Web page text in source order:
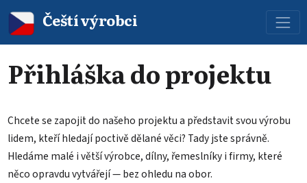
Čeští výrobci
Přihláška do projektu
Chcete se zapojit do našeho projektu a představit svou výrobu
lidem, kteří hledají poctivě dělané věci? Tady jste správně.
Hledáme malé i větší výrobce, dílny, řemeslníky i firmy, které
něco opravdu vytvářejí — bez ohledu na obor.